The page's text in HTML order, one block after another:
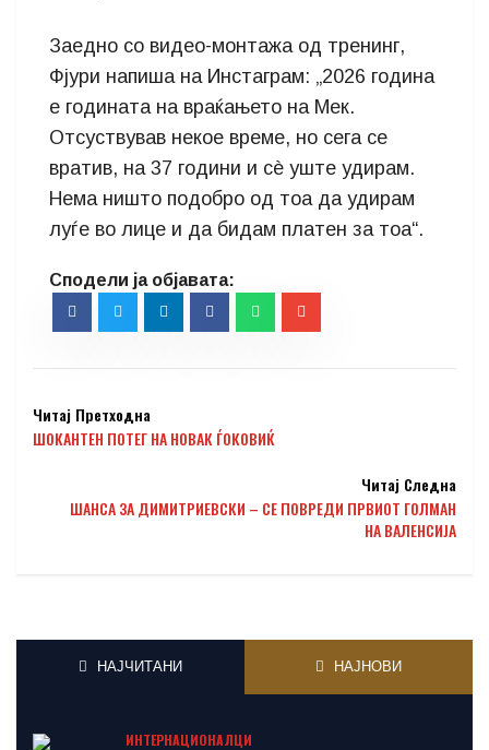
Заедно со видео-монтажа од тренинг,
Фјури напиша на Инстаграм: „2026 година
е годината на враќањето на Мек.
Отсуствував некое време, но сега се
вратив, на 37 години и сè уште удирам.
Нема ништо подобро од тоа да удирам
луѓе во лице и да бидам платен за тоа“.
Читај Претходна
ШОКАНТЕН ПОТЕГ НА НОВАК ЃОКОВИЌ
Читај Следна
ШАНСА ЗА ДИМИТРИЕВСКИ – СЕ ПОВРЕДИ ПРВИОТ ГОЛМАН
НА ВАЛЕНСИЈА
НАЈЧИТАНИ НАЈНОВИ
ИНТЕРНАЦИОНАЛЦИ